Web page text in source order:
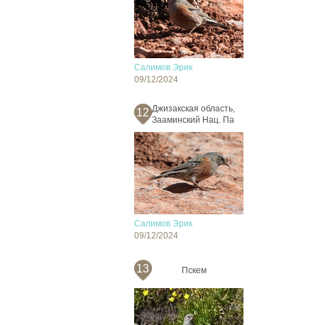
Салимов Эрик
09/12/2024
12 Джизакская область,
Зааминский Нац. Па
Салимов Эрик
09/12/2024
13 Пскем